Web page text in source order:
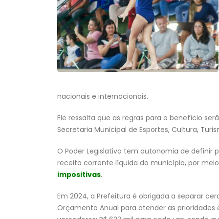
nacionais e internacionais.
Ele ressalta que as regras para o benefício
Secretaria Municipal de Esportes, Cultura,
O Poder Legislativo tem autonomia de definir
receita corrente líquida do município, por
impositivas.
Em 2024, a Prefeitura é obrigada a separar
Orçamento Anual para atender as prioridades